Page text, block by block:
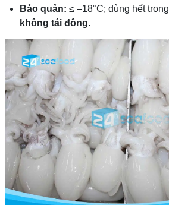
Bảo quản: ≤ –18°C; dùng hết trong
không tái đông.